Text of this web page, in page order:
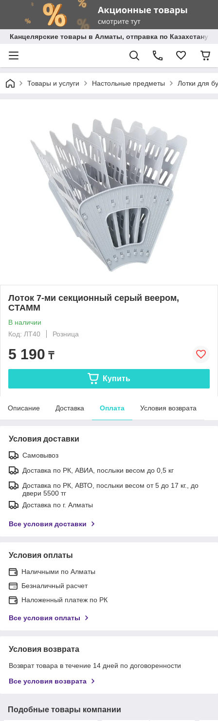
Канцелярские товары в Алматы, отправка по Казахстану.
Товары и услуги Настольные предметы Лотки для
Лоток 7-ми секционный серый веером,
СТАММ
В наличии
Код: ЛТ40
Розница
5 190 ₸
Купить
Описание Доставка Оплата Условия возврата
Условия доставки
Самовывоз
Доставка по РК, АВИА, послыки весом до 0,5 кг
Доставка по РК, АВТО, послыки весом от 5 до 17 кг., до
двери 5500 тг
Доставка по г. Алматы
Все условия доставки
Условия оплаты
Наличными по Алматы
Безналичный расчет
Наложенный платеж по РК
Все условия оплаты
Условия возврата
Возврат товара в течение 14 дней по договоренности
Все условия возврата
Подобные товары компании